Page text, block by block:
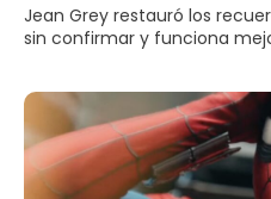
Jean Grey restauró los
sin confirmar y funciona